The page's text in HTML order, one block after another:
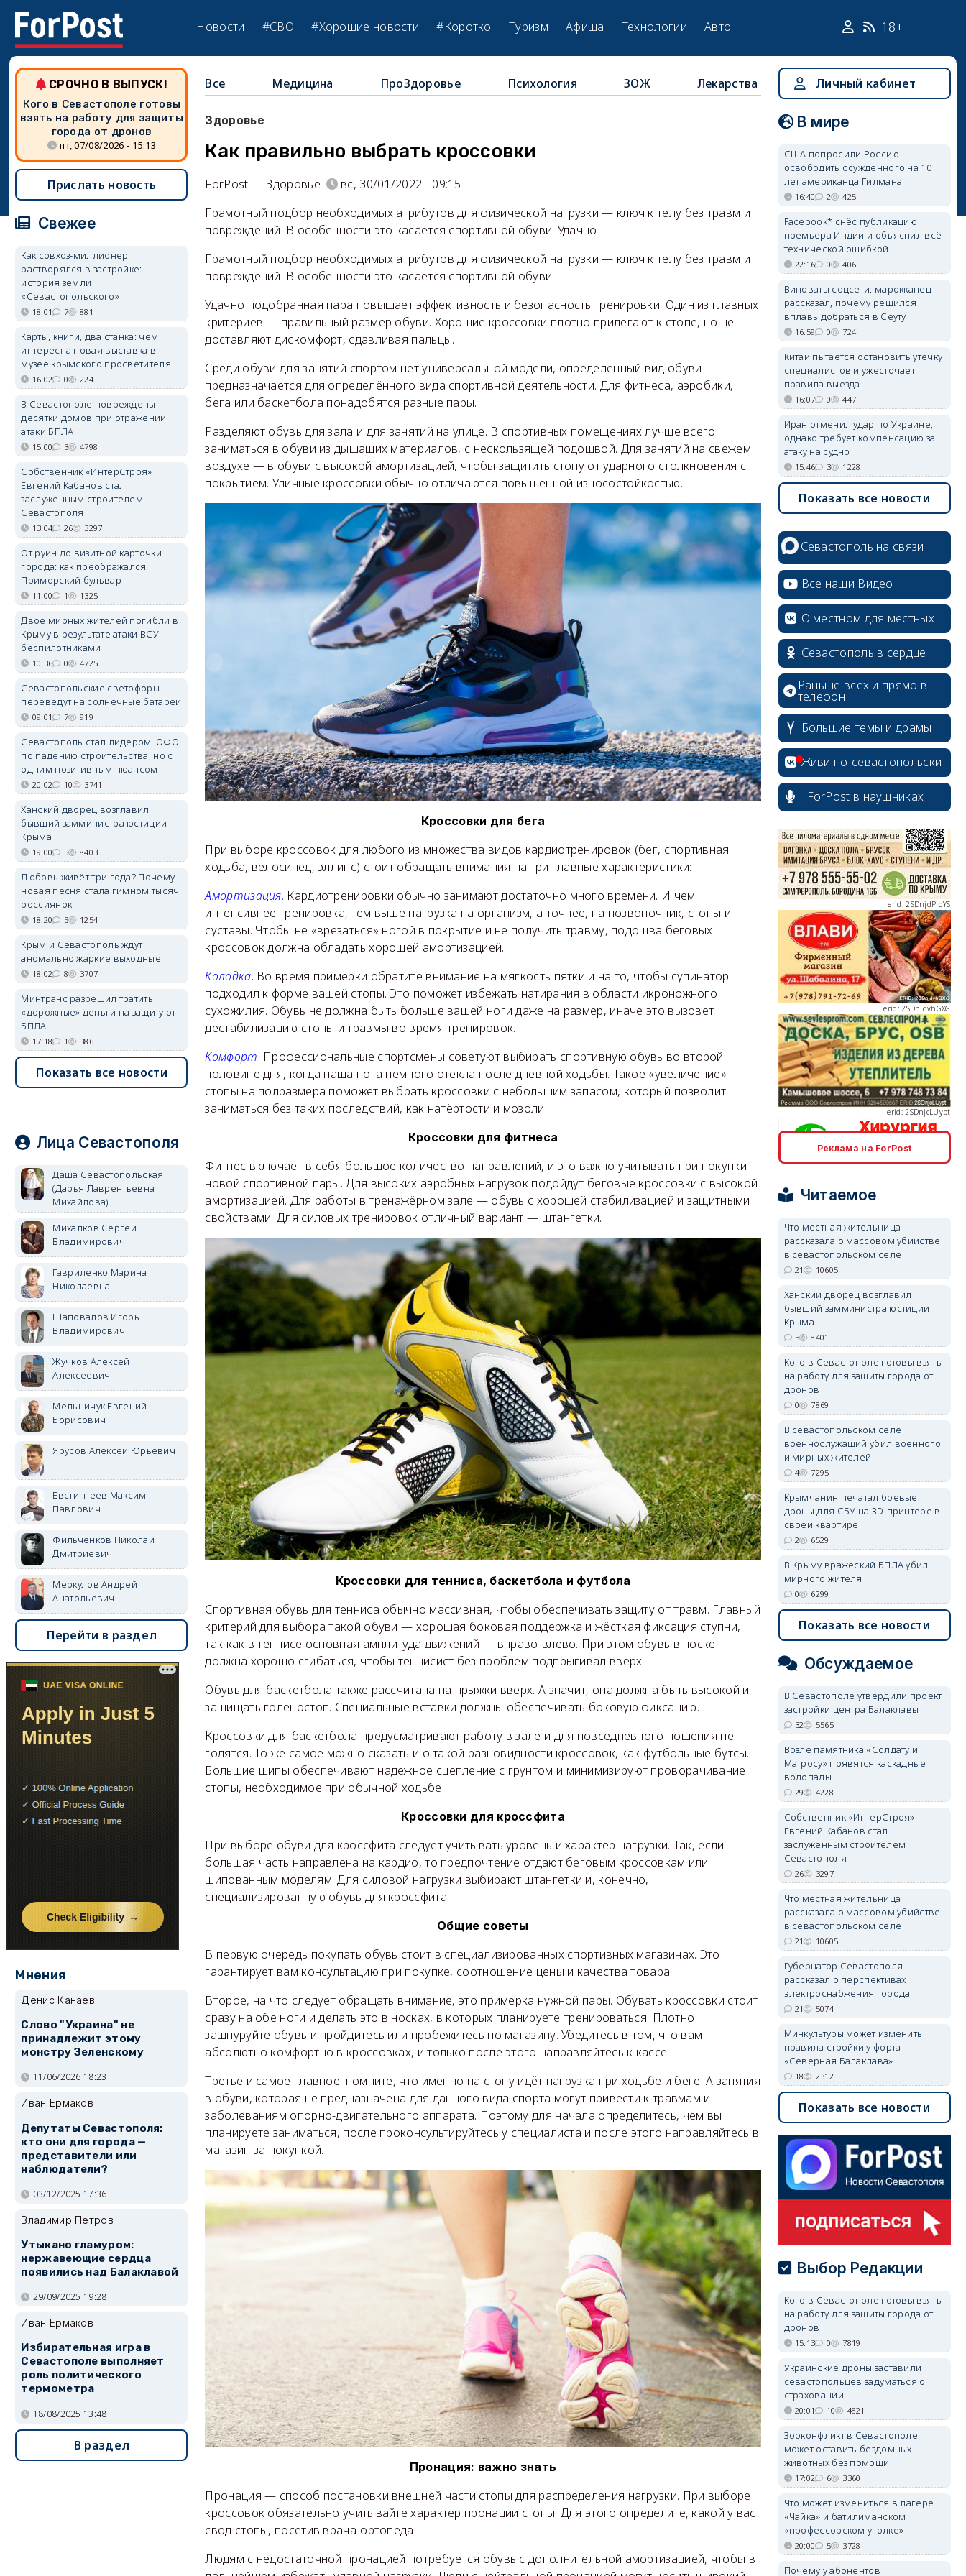
Новости #СВО #Хорошие новости #Коротко Туризм Афиша Технологии Авто 18+
Все Медицина ПроЗдоровье Психология ЗОЖ Лекарства
Здоровье
Как правильно выбрать кроссовки
ForPost — Здоровье
вс, 30/01/2022 - 09:15
Грамотный подбор необходимых атрибутов для физической нагрузки — ключ к телу без травм и
повреждений. В особенности это касается спортивной обуви. Удачно
Грамотный подбор необходимых атрибутов для физической нагрузки — ключ к телу без травм и
повреждений. В особенности это касается спортивной обуви.
Удачно подобранная пара повышает эффективность и безопасность тренировки. Один из главных
критериев — правильный размер обуви. Хорошие кроссовки плотно прилегают к стопе, но не
доставляют дискомфорт, сдавливая пальцы.
Среди обуви для занятий спортом нет универсальной модели, определённый вид обуви
предназначается для определённого вида спортивной деятельности. Для фитнеса, аэробики,
бега или баскетбола понадобятся разные пары.
Разделяют обувь для зала и для занятий на улице. В спортивных помещениях лучше всего
заниматься в обуви из дышащих материалов, с нескользящей подошвой. Для занятий на свежем
воздухе — в обуви с высокой амортизацией, чтобы защитить стопу от ударного столкновения с
покрытием. Уличные кроссовки обычно отличаются повышенной износостойкостью.
Кроссовки для бега
При выборе кроссовок для любого из множества видов кардиотренировок (бег, спортивная
ходьба, велосипед, эллипс) стоит обращать внимания на три главные характеристики:
Амортизация. Кардиотренировки обычно занимают достаточно много времени. И чем
интенсивнее тренировка, тем выше нагрузка на организм, а точнее, на позвоночник, стопы и
суставы. Чтобы не «врезаться» ногой в покрытие и не получить травму, подошва беговых
кроссовок должна обладать хорошей амортизацией.
Колодка. Во время примерки обратите внимание на мягкость пятки и на то, чтобы супинатор
подходил к форме вашей стопы. Это поможет избежать натирания в области икроножного
сухожилия. Обувь не должна быть больше вашей ноги даже на размер, иначе это вызовет
дестабилизацию стопы и травмы во время тренировок.
Комфорт. Профессиональные спортсмены советуют выбирать спортивную обувь во второй
половине дня, когда наша нога немного отекла после дневной ходьбы. Такое «увеличение»
стопы на полразмера поможет выбрать кроссовки с небольшим запасом, который позволит
заниматься без таких последствий, как натёртости и мозоли.
Кроссовки для фитнеса
Фитнес включает в себя большое количество направлений, и это важно учитывать при покупки
новой спортивной пары. Для высоких аэробных нагрузок подойдут беговые кроссовки с высокой
амортизацией. Для работы в тренажёрном зале — обувь с хорошей стабилизацией и защитными
свойствами. Для силовых тренировок отличный вариант — штангетки.
Кроссовки для тенниса, баскетбола и футбола
Спортивная обувь для тенниса обычно массивная, чтобы обеспечивать защиту от травм. Главный
критерий для выбора такой обуви — хорошая боковая поддержка и жёсткая фиксация ступни,
так как в теннисе основная амплитуда движений — вправо-влево. При этом обувь в носке
должна хорошо сгибаться, чтобы теннисист без проблем подпрыгивал вверх.
Обувь для баскетбола также рассчитана на прыжки вверх. А значит, она должна быть высокой и
защищать голеностоп. Специальные вставки должны обеспечивать боковую фиксацию.
Кроссовки для баскетбола предусматривают работу в зале и для повседневного ношения не
годятся. То же самое можно сказать и о такой разновидности кроссовок, как футбольные бутсы.
Большие шипы обеспечивают надёжное сцепление с грунтом и минимизируют проворачивание
стопы, необходимое при обычной ходьбе.
Кроссовки для кроссфита
При выборе обуви для кроссфита следует учитывать уровень и характер нагрузки. Так, если
большая часть направлена на кардио, то предпочтение отдают беговым кроссовкам или
шипованным моделям. Для силовой нагрузки выбирают штангетки и, конечно,
специализированную обувь для кроссфита.
Общие советы
В первую очередь покупать обувь стоит в специализированных спортивных магазинах. Это
гарантирует вам консультацию при покупке, соотношение цены и качества товара.
Второе, на что следует обращать внимание, это примерка нужной пары. Обувать кроссовки стоит
сразу на обе ноги и делать это в носках, в которых планируете тренироваться. Плотно
зашнуруйте обувь и пройдитесь или пробежитесь по магазину. Убедитесь в том, что вам
абсолютно комфортно в кроссовках, и только после этого направляйтесь к кассе.
Третье и самое главное: помните, что именно на стопу идёт нагрузка при ходьбе и беге. А занятия
в обуви, которая не предназначена для данного вида спорта могут привести к травмам и
заболеваниям опорно-двигательного аппарата. Поэтому для начала определитесь, чем вы
планируете заниматься, после проконсультируйтесь у специалиста и после этого направляйтесь в
магазин за покупкой.
Пронация: важно знать
Пронация — способ постановки внешней части стопы для распределения нагрузки. При выборе
кроссовок обязательно учитывайте характер пронации стопы. Для этого определите, какой у вас
свод стопы, посетив врача-ортопеда.
Людям с недостаточной пронацией потребуется обувь с дополнительной амортизацией, чтобы в
СРОЧНО В ВЫПУСК!
Кого в Севастополе готовы
взять на работу для защиты
города от дронов
пт, 07/08/2026 - 15:13
Прислать новость
Свежее
Как совхоз-миллионер
растворялся в застройке:
история земли
«Севастопольского»
18:01 7 881
Карты, книги, два станка: чем
интересна новая выставка в
музее крымского просветителя
16:02 0 224
В Севастополе повреждены
десятки домов при отражении
атаки БПЛА
15:00 3 4798
Собственник «ИнтерСтроя»
Евгений Кабанов стал
заслуженным строителем
Севастополя
13:04 26 3297
От руин до визитной карточки
города: как преображался
Приморский бульвар
11:00 1 1325
Двое мирных жителей погибли в
Крыму в результате атаки ВСУ
беспилотниками
10:36 0 4725
Севастопольские светофоры
переведут на солнечные батареи
09:01 7 919
Севастополь стал лидером ЮФО
по падению строительства, но с
одним позитивным нюансом
20:02 10 3741
Ханский дворец возглавил
бывший замминистра юстиции
Крыма
19:00 5 8403
Любовь живёт три года? Почему
новая песня стала гимном тысяч
россиянок
18:20 5 1254
Крым и Севастополь ждут
аномально жаркие выходные
18:02 8 3707
Минтранс разрешил тратить
«дорожные» деньги на защиту от
БПЛА
17:18 1 386
Показать все новости
Лица Севастополя
Даша Севастопольская
(Дарья Лаврентьевна
Михайлова)
Михалков Сергей
Владимирович
Гавриленко Марина
Николаевна
Шаповалов Игорь
Владимирович
Жучков Алексей
Алексеевич
Мельничук Евгений
Борисович
Ярусов Алексей Юрьевич
Евстигнеев Максим
Павлович
Фильченков Николай
Дмитриевич
Меркулов Андрей
Анатольевич
Перейти в раздел
Мнения
Денис Канаев
Слово "Украина" не
принадлежит этому
монстру Зеленскому
11/06/2026 18:23
Иван Ермаков
Депутаты Севастополя:
кто они для города —
представители или
наблюдатели?
03/12/2025 17:36
Владимир Петров
Утыкано гламуром:
нержавеющие сердца
появились над Балаклавой
29/09/2025 19:28
Иван Ермаков
Избирательная игра в
Севастополе выполняет
роль политического
термометра
18/08/2025 13:48
В раздел
Личный кабинет
В мире
США попросили Россию
освободить осуждённого на 10
лет американца Гилмана
16:40 2 425
Facebook* снёс публикацию
премьера Индии и объяснил всё
технической ошибкой
22:16 0 406
Виноваты соцсети: марокканец
рассказал, почему решился
вплавь добраться в Сеуту
16:59 0 724
Китай пытается остановить утечку
специалистов и ужесточает
правила выезда
16:07 0 447
Иран отменил удар по Украине,
однако требует компенсацию за
атаку на судно
15:46 3 1228
Показать все новости
Севастополь на связи
Все наши Видео
О местном для местных
Севастополь в сердце
Раньше всех и прямо в
телефон
Большие темы и драмы
Живи по-севастопольски
ForPost в наушниках
erid: 2SDnjcrDNw6
erid: 2SDnjdPjgYS
erid: 2SDnjdvhGXG
erid: 2SDnjcLUypt
erid: 2SDnjcrDNw6
erid: 2SDnjdPjgYS
erid: 2SDnjdvhGXG
Реклама на ForPost
Читаемое
Что местная жительница
рассказала о массовом убийстве
в севастопольском селе
21 10605
Ханский дворец возглавил
бывший замминистра юстиции
Крыма
5 8401
Кого в Севастополе готовы взять
на работу для защиты города от
дронов
0 7869
В севастопольском селе
военнослужащий убил военного
и мирных жителей
4 7295
Крымчанин печатал боевые
дроны для СБУ на 3D-принтере в
своей квартире
2 6529
В Крыму вражеский БПЛА убил
мирного жителя
0 6299
Показать все новости
Обсуждаемое
В Севастополе утвердили проект
застройки центра Балаклавы
32 5565
Возле памятника «Солдату и
Матросу» появятся каскадные
водопады
29 4228
Собственник «ИнтерСтроя»
Евгений Кабанов стал
заслуженным строителем
Севастополя
26 3297
Что местная жительница
рассказала о массовом убийстве
в севастопольском селе
21 10605
Губернатор Севастополя
рассказал о перспективах
электроснабжения города
21 5074
Минкультуры может изменить
правила стройки у форта
«Северная Балаклава»
18 2312
Показать все новости
Выбор Редакции
Кого в Севастополе готовы взять
на работу для защиты города от
дронов
15:13 0 7819
Украинские дроны заставили
севастопольцев задуматься о
страховании
20:01 10 4821
Зооконфликт в Севастополе
может оставить бездомных
животных без помощи
17:02 6 3360
Что может измениться в лагере
«Чайка» и батилиманском
«профессорском уголке»
20:00 5 3728
Почему у абонентов